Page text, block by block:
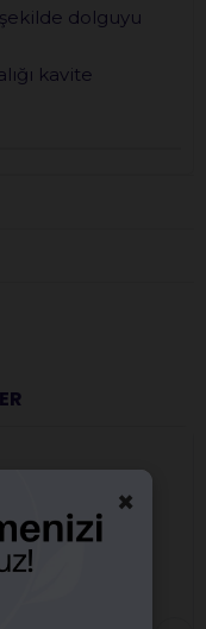
dolguyu
kavite
×